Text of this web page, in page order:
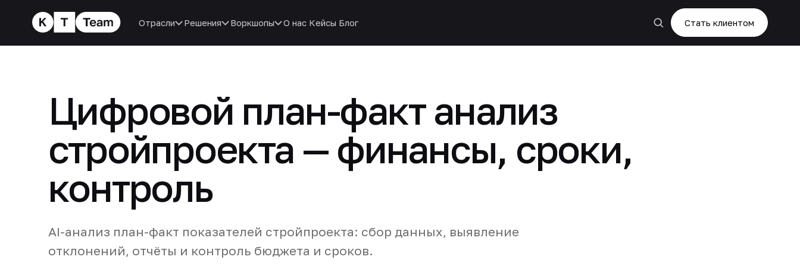
Отрасли Решения Воркшопы О нас Кейсы Блог Стать клиентом
Цифровой план-факт анализ
стройпроекта — финансы, сроки,
контроль
AI-анализ план-факт показателей стройпроекта: сбор данных, выявление
отклонений, отчёты и контроль бюджета и сроков.